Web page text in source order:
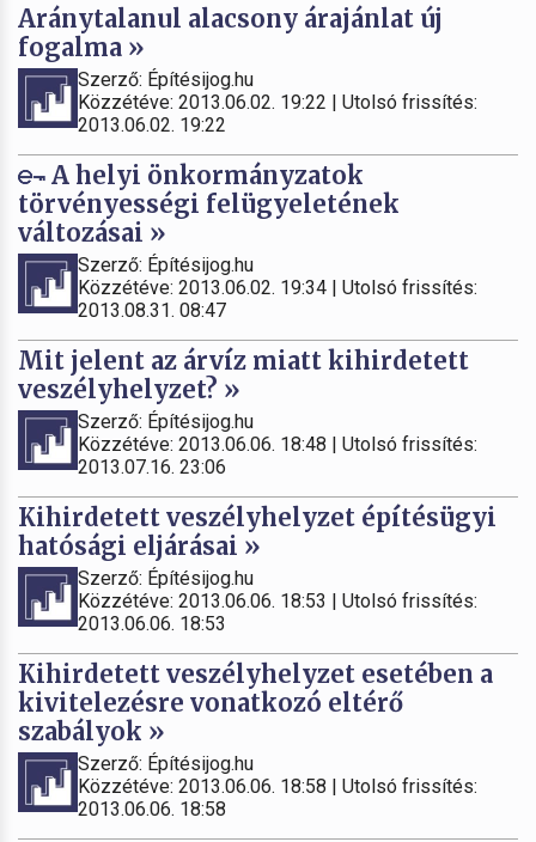
Aránytalanul alacsony árajánlat új
fogalma »
Szerző: Építésijog.hu
Közzétéve: 2013.06.02. 19:22 | Utolsó frissítés:
2013.06.02. 19:22
A helyi önkormányzatok
törvényességi felügyeletének
változásai »
Szerző: Építésijog.hu
Közzétéve: 2013.06.02. 19:34 | Utolsó frissítés:
2013.08.31. 08:47
Mit jelent az árvíz miatt kihirdetett
veszélyhelyzet? »
Szerző: Építésijog.hu
Közzétéve: 2013.06.06. 18:48 | Utolsó frissítés:
2013.07.16. 23:06
Kihirdetett veszélyhelyzet építésügyi
hatósági eljárásai »
Szerző: Építésijog.hu
Közzétéve: 2013.06.06. 18:53 | Utolsó frissítés:
2013.06.06. 18:53
Kihirdetett veszélyhelyzet esetében a
kivitelezésre vonatkozó eltérő
szabályok »
Szerző: Építésijog.hu
Közzétéve: 2013.06.06. 18:58 | Utolsó frissítés:
2013.06.06. 18:58